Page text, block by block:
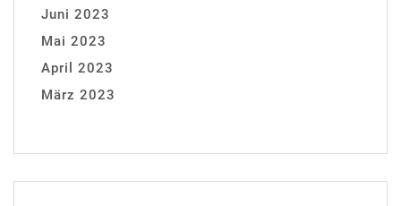
Juni 2023
Mai 2023
April 2023
März 2023